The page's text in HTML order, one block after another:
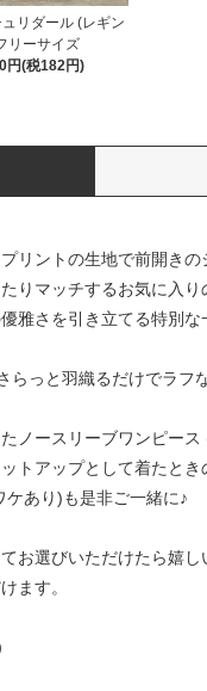
リダール (レギン
リーサイズ
円(税182円)
リントの生地で前開きの
りマッチするお気に入り
雅さを引き立てる特別な
っと羽織るだけでラフ
ノースリーブワンピース
トアップとして着たとき
あり)も是非ご一緒に♪
お選びいただけたら嬉し
ます。